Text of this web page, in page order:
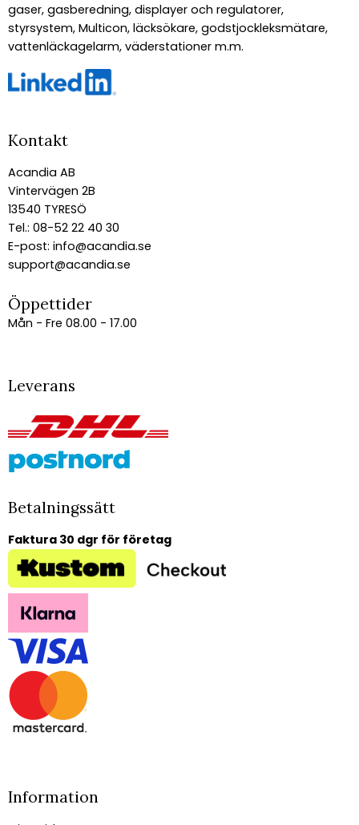
gaser, gasberedning, displayer och regulatorer,
styrsystem, Multicon, läcksökare, godstjockleksmätare,
vattenläckagelarm, väderstationer m.m.
Kontakt
Acandia AB
Vintervägen 2B
13540 TYRESÖ
Tel.: 08-52 22 40 30
E-post: info@acandia.se
support@acandia.se
Öppettider
Mån - Fre 08.00 - 17.00
Leverans
Betalningssätt
Faktura 30 dgr för företag
Information